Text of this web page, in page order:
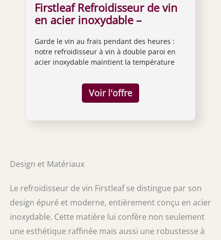
Firstleaf Refroidisseur de vin
en acier inoxydable –
isolation pour bouteilles de
vin et de champagne/garde le
vin froid jusqu'à 6
heures/s'adapte à la plupart
des bouteilles de
Garde le vin au frais pendant des heures :
notre refroidisseur à vin à double paroi en
acier inoxydable maintient la température
besoin de glace, idéal pour les pique-niques,
les fêtes ou tout simplement pour se
détendre à la maison. Matériaux durables et
indispensable pour les amateurs de vin.
bouteilles : conçu pour s'adapter à presque
toutes les bouteilles de vin et de champagne
de 750 ml, y compris les marques populaires
comme Moët & Chandon et Veuve Clicquot,
assurant la polyvalence de tous vos favoris.
Design et Matériaux
Le refroidisseur de vin Firstleaf se distingue par son
design épuré et moderne, entièrement conçu en acier
inoxydable. Cette matière lui confère non seulement
une esthétique raffinée mais aussi une robustesse à